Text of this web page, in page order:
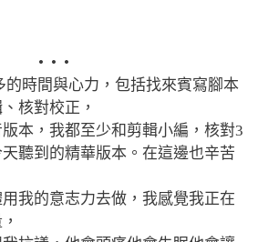
• • •
的時間與心力，包括找來賓寫腳本
核對校正，
本，我都至少和剪輯小編，核對3
聽到的精華版本。在這邊也辛苦
我的意志力去做， 我感覺我正在